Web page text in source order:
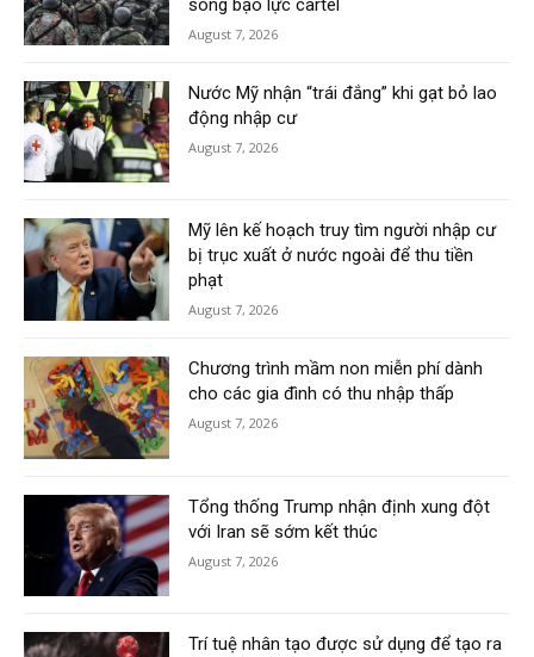
sóng bạo lực cartel
August 7, 2026
Nước Mỹ nhận “trái đắng” khi gạt bỏ lao
động nhập cư
August 7, 2026
Mỹ lên kế hoạch truy tìm người nhập cư
bị trục xuất ở nước ngoài để thu tiền
phạt
August 7, 2026
Chương trình mầm non miễn phí dành
cho các gia đình có thu nhập thấp
August 7, 2026
Tổng thống Trump nhận định xung đột
với Iran sẽ sớm kết thúc
August 7, 2026
Trí tuệ nhân tạo được sử dụng để tạo ra